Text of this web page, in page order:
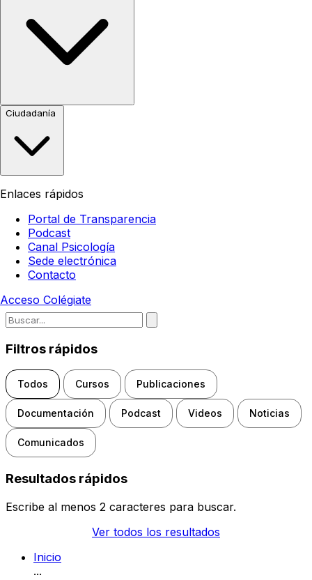
Ciudadanía
Enlaces rápidos
Portal de Transparencia
Podcast
Canal Psicología
Sede electrónica
Contacto
Acceso Colégiate
Escribe para buscar noticias,
Filtros rápidos
Todos Cursos Publicaciones
Documentación Podcast Videos Noticias
Comunicados
Resultados rápidos
Escribe al menos 2 caracteres para buscar.
Ver todos los resultados
Inicio
...